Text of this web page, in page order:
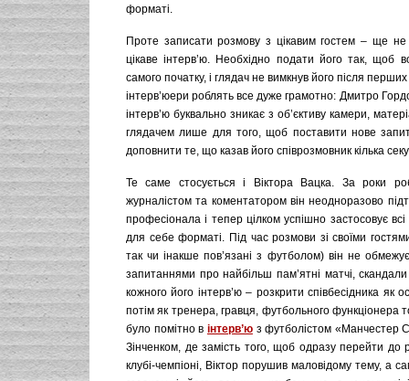
форматі.
Проте записати розмову з цікавим гостем – ще не
цікаве інтерв’ю. Необхідно подати його так, щоб
самого початку, і глядач не вимкнув його після
інтерв’юери роблять все дуже грамотно: Дмитро
інтерв’ю буквально зникає з об’єктиву камери,
глядачем лише для того, щоб поставити нове
доповнити те, що казав його співрозмовник кілька
Те саме стосується і Віктора Вацка. За роки
журналістом та коментатором він неодноразово
професіонала і тепер цілком успішно застосовує
для себе форматі. Під час розмови зі своїми
так чи інакше пов’язані з футболом) він не
запитаннями про найбільш пам’ятні матчі,
кожного його інтерв’ю – розкрити співбесідника як
потім як тренера, гравця, футбольного функціонера
було помітно в інтерв’юз футболістом «Манчестер
Зінченком, де замість того, щоб одразу перейти до
клубі-чемпіоні, Віктор порушив маловідому тему, а